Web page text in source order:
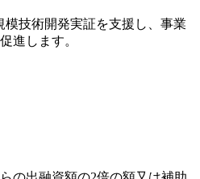
技術開発実証を支援し、事業
進します。